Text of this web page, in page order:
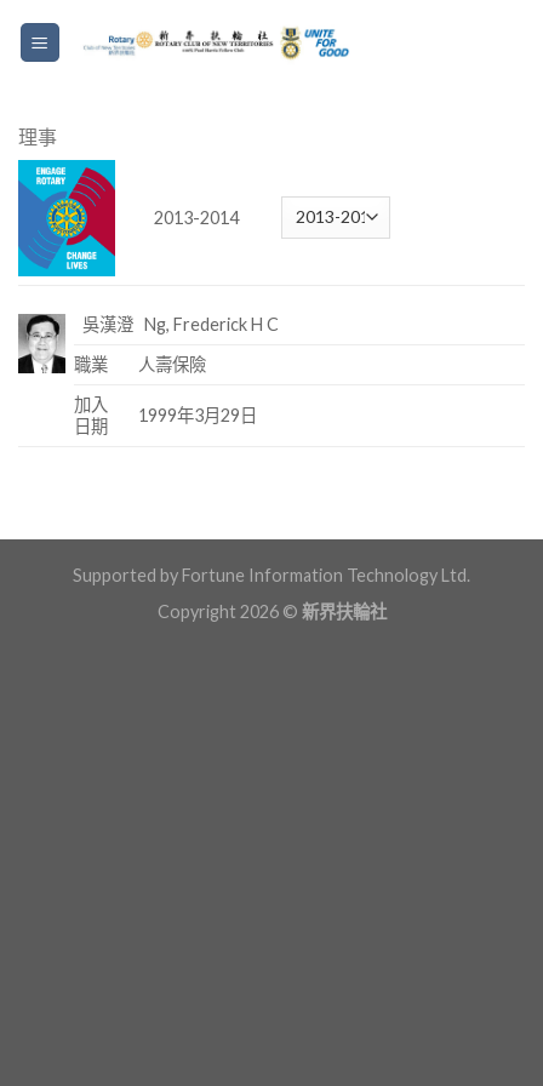
理事
2013-2014
吳漢澄 Ng, Frederick H C
職業
人壽保險
加入
日期
1999年3月29日
Supported by Fortune Information Technology Ltd.
Copyright 2026 © 新界扶輪社